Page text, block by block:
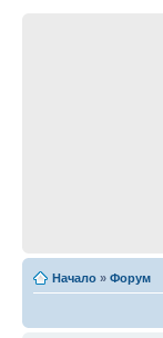
Начало » Форум